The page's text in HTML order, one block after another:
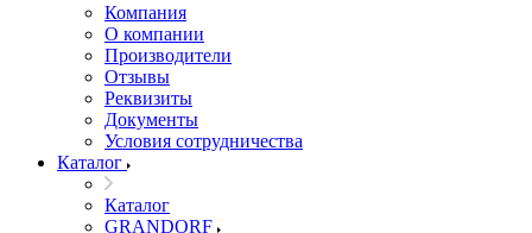
Компания
О компании
Производители
Отзывы
Реквизиты
Документы
Условия сотрудничества
Каталог
Каталог
GRANDORF